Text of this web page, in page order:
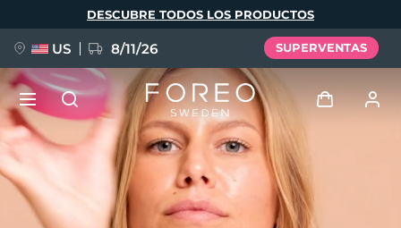
DESCUBRE TODOS LOS PRODUCTOS
US 8/11/26 SUPERVENTAS
Iniciar sesión
Perfil de usuario
NUEVO
BREAKING NEWS
Idioma